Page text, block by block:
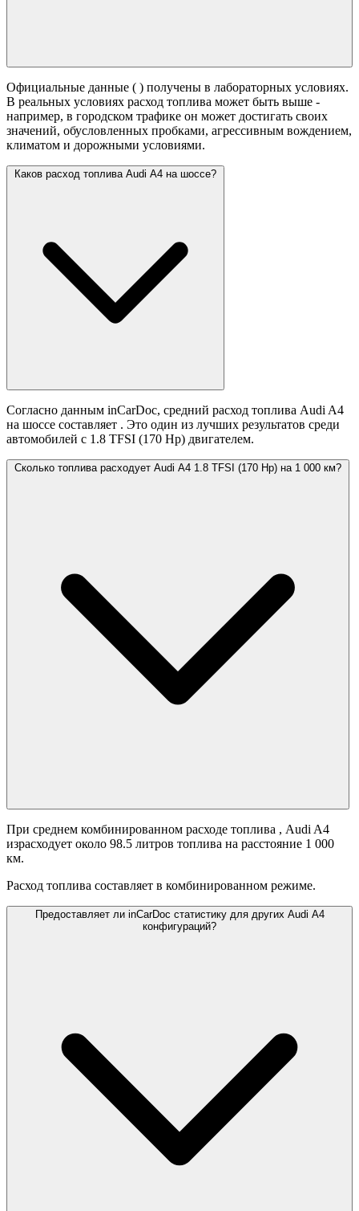
Официальные данные ( ) получены в лабораторных условиях.
В реальных условиях расход топлива может быть выше -
например, в городском трафике он может достигать своих
значений, обусловленных пробками, агрессивным вождением,
климатом и дорожными условиями.
Каков расход топлива Audi A4 на шоссе?
Согласно данным inCarDoc, средний расход топлива Audi A4
на шоссе составляет . Это один из лучших результатов среди
автомобилей с 1.8 TFSI (170 Hp) двигателем.
Сколько топлива расходует Audi A4 1.8 TFSI (170 Hp) на 1 000 км?
При среднем комбинированном расходе топлива , Audi A4
израсходует около 98.5 литров топлива на расстояние 1 000
км.
Расход топлива составляет в комбинированном режиме.
Предоставляет ли inCarDoc статистику для других Audi A4
конфигураций?